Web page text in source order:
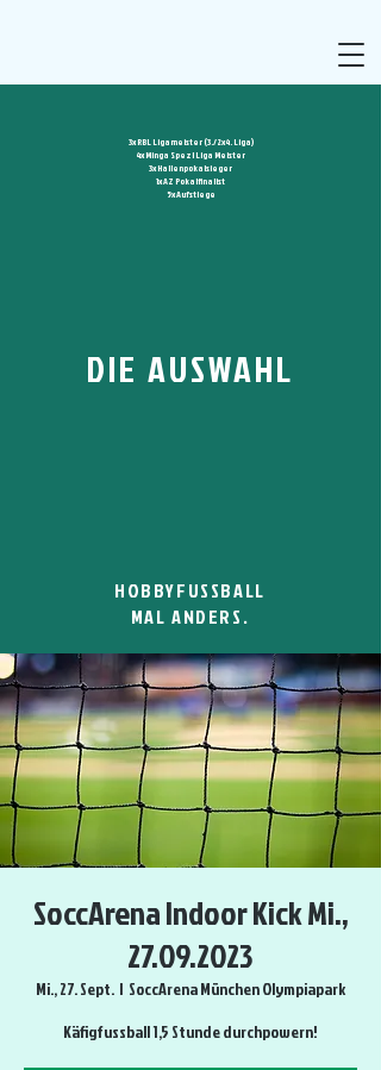
3x RBL Ligameister (3./2x4. Liga)
4x Minga Spezl Liga Meister
3x Hallenpokalsieger
1x AZ Pokalfinalist
5x Aufstiege
DIE AUSWAHL
HOBBYFUSSBALL
MAL ANDERS.
SoccArena Indoor Kick Mi.,
27.09.2023
Mi., 27. Sept.
  |
SoccArena München Olympiapark
Käfigfussball 1,5 Stunde durchpowern!